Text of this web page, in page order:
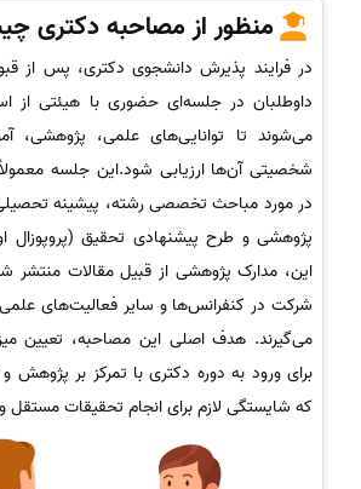
منظور از مصاحبه دکتری
در فرایند پذیرش دانشجوی دکتری، پس از
داوطلبان در جلسه‌ای حضوری با هیئتی از
می‌شوند تا توانایی‌های علمی، پژوهشی،
شخصیتی آن‌ها ارزیابی شود.این جلسه
در مورد مباحث تخصصی رشته، پیشینه
پژوهشی و طرح پیشنهادی تحقیق (پروپوزال
این، مدارک پژوهشی از قبیل مقالات منتشر
شرکت در کنفرانس‌ها و سایر فعالیت‌های علمی
می‌گیرند. هدف اصلی این مصاحبه، تعیین
برای ورود به دوره دکتری با تمرکز بر پژوهش
که شایستگی لازم برای انجام تحقیقات مستقل و